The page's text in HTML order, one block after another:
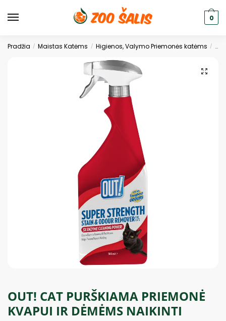
0
Pradžia / Maistas Katėms / Higienos, Valymo Priemonės katėms /
OUT! CAT PURŠKIAMA PRIEMONĖ
KVAPUI IR DĖMĖMS NAIKINTI